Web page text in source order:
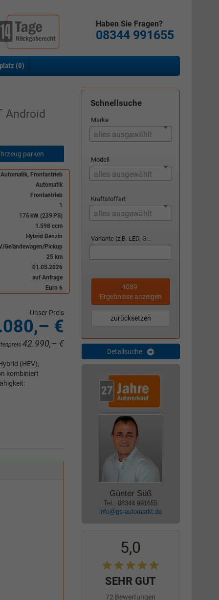
Haben Sie Fragen?
08344 991655
(0)
Android
parken
Frontantrieb
Automatik
Frontantrieb
1
176 kW (239 PS)
1.598 ccm
Hybrid Benzin
Geländewagen/Pickup
25 km
01.05.2026
auf Anfrage
Euro 6
Unser Preis
€
42.990,– €
(HEV),
kombiniert
Schnellsuche
Marke
alles ausgewählt
Modell
alles ausgewählt
Kraftstoffart
alles ausgewählt
Variante (z.B. LED, GTI, Facelift...)
4089
Ergebnisse anzeigen
zurücksetzen
Detailsuche
Günter Süß
Tel.: 08344 991655
info@gs-automarkt.de
5,0
SEHR GUT
72 Bewertungen